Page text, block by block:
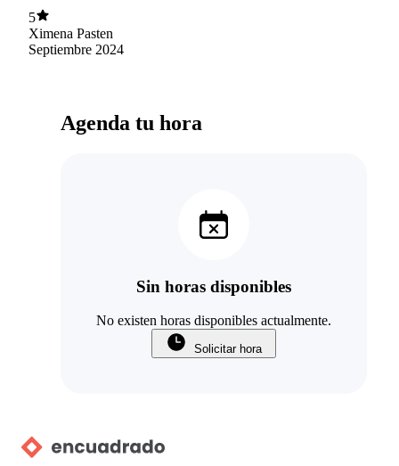
5
Ximena Pasten
Septiembre 2024
Agenda tu hora
Sin horas disponibles
No existen horas disponibles actualmente.
Solicitar hora